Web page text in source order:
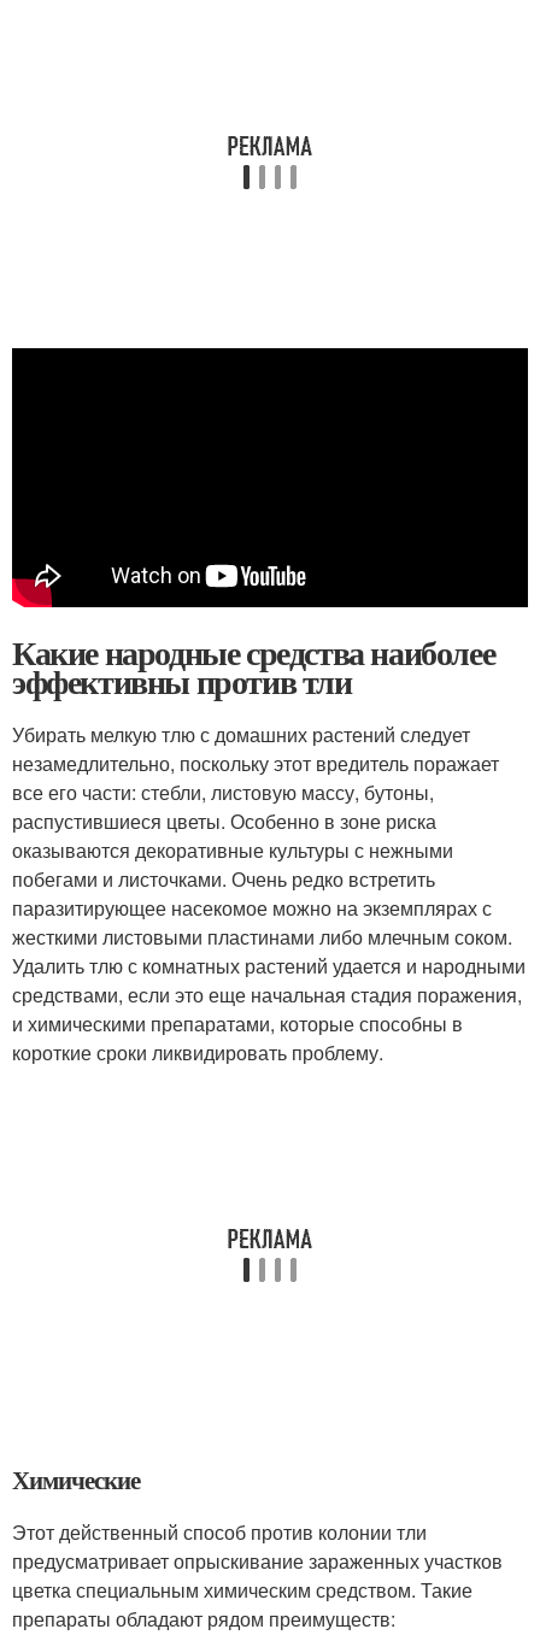
Какие народные средства наиболее
эффективны против тли
Убирать мелкую тлю с домашних растений следует
незамедлительно, поскольку этот вредитель поражает
все его части: стебли, листовую массу, бутоны,
распустившиеся цветы. Особенно в зоне риска
оказываются декоративные культуры с нежными
побегами и листочками. Очень редко встретить
паразитирующее насекомое можно на экземплярах с
жесткими листовыми пластинами либо млечным соком.
Удалить тлю с комнатных растений удается и народными
средствами, если это еще начальная стадия поражения,
и химическими препаратами, которые способны в
короткие сроки ликвидировать проблему.
Химические
Этот действенный способ против колонии тли
предусматривает опрыскивание зараженных участков
цветка специальным химическим средством. Такие
препараты обладают рядом преимуществ: